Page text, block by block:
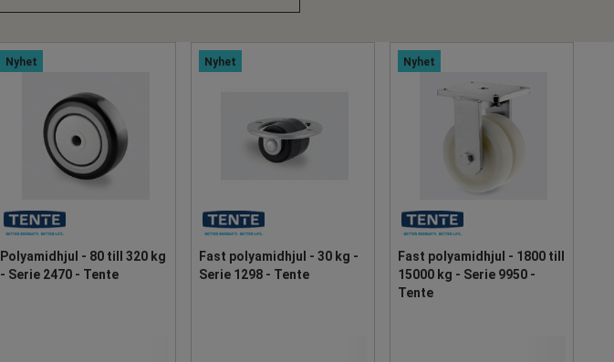
Nyhet
Polyamidhjul - 80 till 320 kg
- Serie 2470 - Tente
Nyhet
Fast polyamidhjul - 30 kg -
Serie 1298 - Tente
Nyhet
Fast polyamidhjul - 1800 till
15000 kg - Serie 9950 -
Tente